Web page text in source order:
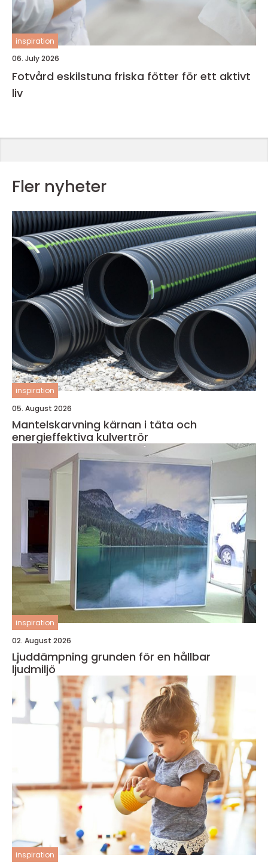
inspiration
06. July 2026
Fotvård eskilstuna friska fötter för ett aktivt
liv
Fler nyheter
inspiration
05. August 2026
Mantelskarvning kärnan i täta och
energieffektiva kulvertrör
inspiration
02. August 2026
Ljuddämpning grunden för en hållbar
ljudmiljö
inspiration